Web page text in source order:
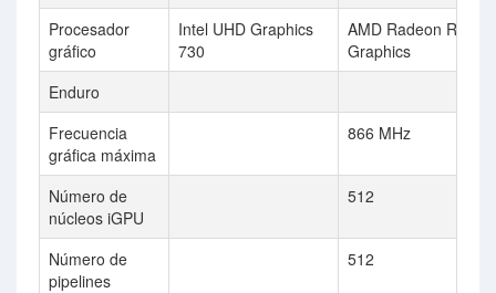
Procesador
gráfico
Intel UHD Graphics
730
AMD Radeon R7
Graphics
Enduro
Frecuencia
gráfica máxima
866 MHz
Número de
núcleos iGPU
512
Número de
pipelines
512